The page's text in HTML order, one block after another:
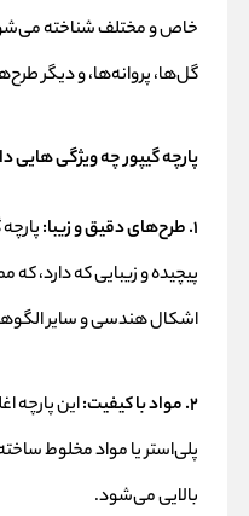
خاص و مختلف شناخته
گل‌ها، پروانه‌ها، و دیگر
پارچه گیپور چه ویژگی هایی
۱. طرح‌های دقیق و زیبا:
پیچیده و زیبایی که دارد،
اشکال هندسی و سایر
۲. مواد با کیفیت:
این پارچه
پلی‌استر یا مواد مخلوط
بالایی می‌شود.